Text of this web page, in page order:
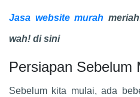
Jasa website murah
wah! di sini
Persiapan Sebelum
Sebelum kita mulai, ada